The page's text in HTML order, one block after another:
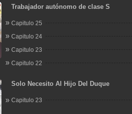
Trabajador autónomo de clase S
Capitulo 25
Capitulo 24
Capitulo 23
Capitulo 22
Solo Necesito Al Hijo Del Duque
Capitulo 23